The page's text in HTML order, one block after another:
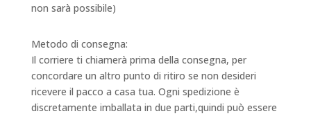
non sarà possibile)
Metodo di consegna:
Il corriere ti chiamerà prima della consegna, per
concordare un altro punto di ritiro se non desideri
ricevere il pacco a casa tua. Ogni spedizione è
discretamente imballata in due parti,quindi può essere